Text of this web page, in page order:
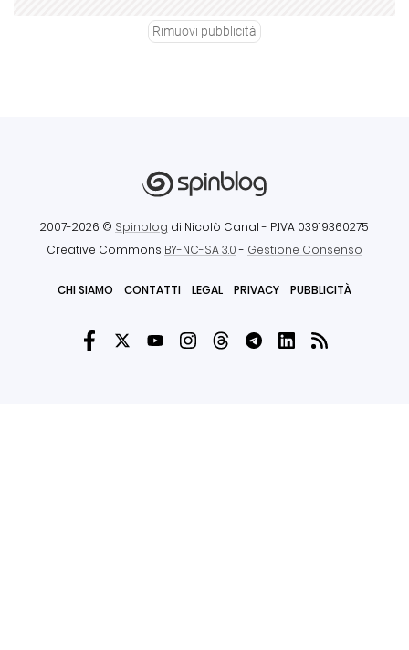
Rimuovi pubblicità
2007-2026 © Spinblog di Nicolò Canal - P.IVA 03919360275
Creative Commons BY-NC-SA 3.0- Gestione Consenso
CHI SIAMO CONTATTI LEGAL PRIVACY PUBBLICITÀ